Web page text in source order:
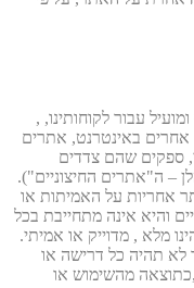
עבור לקוחותינו, ,
אחרים באינטרנט, אתרים
ספקים שהם צדדים
– ה"אתרים החיצוניים").
אחריות על האמיתות או
והיא אינה מתחייבת בכל
מלא , מדוייק או אמיתי.
לא תהיה כל דרישה או
מהשימוש או